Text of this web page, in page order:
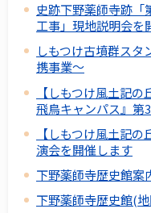
史跡下野薬師寺跡「
工事」現地説明会を
しもつけ古墳群スタ
携事業～
【しもつけ風土記
飛鳥キャンパス』第
【しもつけ風土記
演会を開催します
下野薬師寺歴史館案
下野薬師寺歴史館(地